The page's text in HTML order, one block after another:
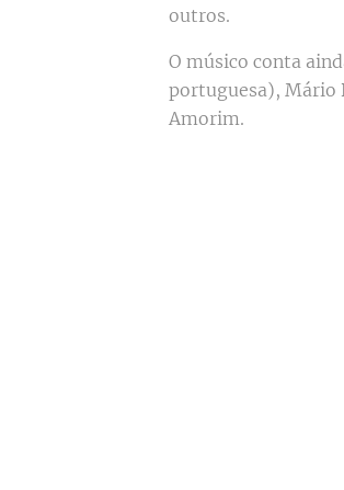
outros.
O músico conta
portuguesa), Mário
Amorim.